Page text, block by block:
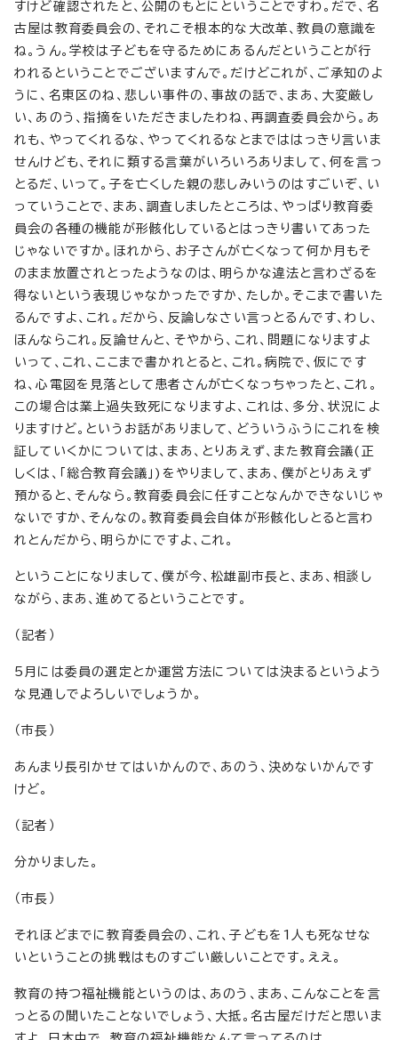
すけど確認されたと、公開のもとにということですわ。だで、名
古屋は教育委員会の、それこそ根本的な大改革、教員の意識を
ね。うん。学校は子どもを守るためにあるんだということが行
われるということでございますんで。だけどこれが、ご承知のよ
うに、名東区のね、悲しい事件の、事故の話で、まあ、大変厳し
い、あのう、指摘をいただきましたわね、再調査委員会から。あ
れも、やってくれるな、やってくれるなとまでははっきり言いま
せんけども、それに類する言葉がいろいろありまして、何を言っ
とるだ、いって。子を亡くした親の悲しみいうのはすごいぞ、い
っていうことで、まあ、調査しましたところは、やっぱり教育委
員会の各種の機能が形骸化しているとはっきり書いてあった
じゃないですか。ほれから、お子さんが亡くなって何か月もそ
のまま放置されとったようなのは、明らかな違法と言わざるを
得ないという表現じゃなかったですか、たしか。そこまで書いた
るんですよ、これ。だから、反論しなさい言っとるんです、わし、
ほんならこれ。反論せんと、そやから、これ、問題になりますよ
いって、これ、ここまで書かれとると、これ。病院で、仮にです
ね、心電図を見落として患者さんが亡くなっちゃったと、これ。
この場合は業上過失致死になりますよ、これは、多分、状況によ
りますけど。というお話がありまして、どういうふうにこれを検
証していくかについては、まあ、とりあえず、また教育会議(正
しくは、「総合教育会議」)をやりまして、まあ、僕がとりあえず
預かると、そんなら。教育委員会に任すことなんかできないじゃ
ないですか、そんなの。教育委員会自体が形骸化しとると言わ
れとんだから、明らかにですよ、これ。
ということになりまして、僕が今、松雄副市長と、まあ、相談し
ながら、まあ、進めてるということです。
（記者）
5月には委員の選定とか運営方法については決まるというよう
な見通しでよろしいでしょうか。
（市長）
あんまり長引かせてはいかんので、あのう、決めないかんです
けど。
（記者）
分かりました。
（市長）
それほどまでに教育委員会の、これ、子どもを1人も死なせな
いということの挑戦はものすごい厳しいことです。ええ。
教育の持つ福祉機能というのは、あのう、まあ、こんなことを言
っとるの聞いたことないでしょう、大抵。名古屋だけだと思いま